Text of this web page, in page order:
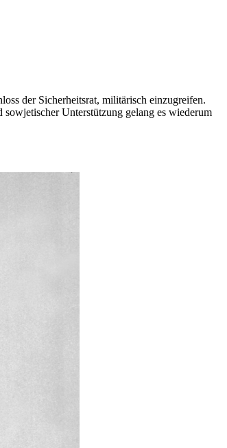
der Sicherheitsrat, militärisch einzugreifen.
Unterstützung gelang es wiederum